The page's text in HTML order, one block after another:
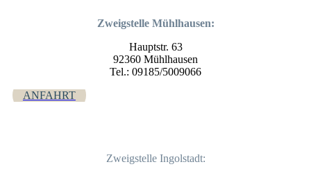
Zweigstelle Mühlhausen:
Hauptstr. 63
92360 Mühlhausen
Tel.: 09185/5009066
ANFAHRT
Zweigstelle Ingolstadt: